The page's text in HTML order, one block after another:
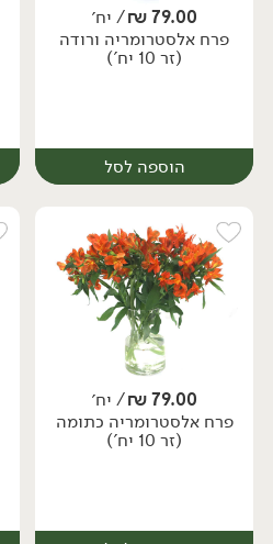
יח׳
79.00
₪/ יח׳
פרח אלסטרומריה ורודה
(זר 10 יח')
הוספה לסל
יח׳
79.00
₪/ יח׳
פרח אלסטרומריה כתומה
(זר 10 יח')